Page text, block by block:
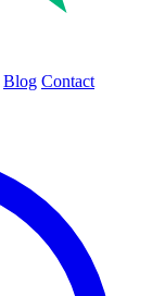
Blog Contact